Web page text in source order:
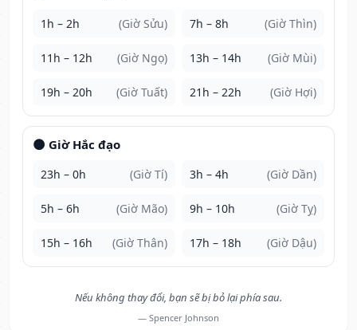
1h – 2h (Giờ Sửu) 7h – 8h (Giờ Thìn)
11h – 12h (Giờ Ngọ) 13h – 14h (Giờ Mùi)
19h – 20h (Giờ Tuất) 21h – 22h (Giờ Hợi)
🌑 Giờ Hắc đạo
23h – 0h (Giờ Tí) 3h – 4h (Giờ Dần)
5h – 6h (Giờ Mão) 9h – 10h (Giờ Tỵ)
15h – 16h (Giờ Thân) 17h – 18h (Giờ Dậu)
Nếu không thay đổi, bạn sẽ bị bỏ lại phía sau.
— Spencer Johnson